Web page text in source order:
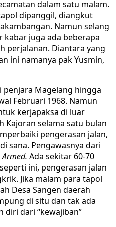
dalam satu malam.
dipanggil, diangkut
Namun selang
juga ada beberapa
perjalanan. Diantara yang
ini namanya pak Yusmin,
penjara Magelang hingga
Februari 1968. Namun
kerjapaksa di luar
Kajoran selama satu bulan
pengerasan jalan,
di sana. Pengawasnya dari
Armed. Ada sekitar 60-70
ini, pengerasan jalan
Jika malam para tapol
Desa Sangen daerah
di situ dan tak ada
dari “kewajiban”